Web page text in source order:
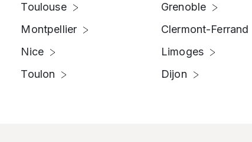
Toulouse
Montpellier
Nice
Toulon
Grenoble
Clermont-Ferrand
Limoges
Dijon